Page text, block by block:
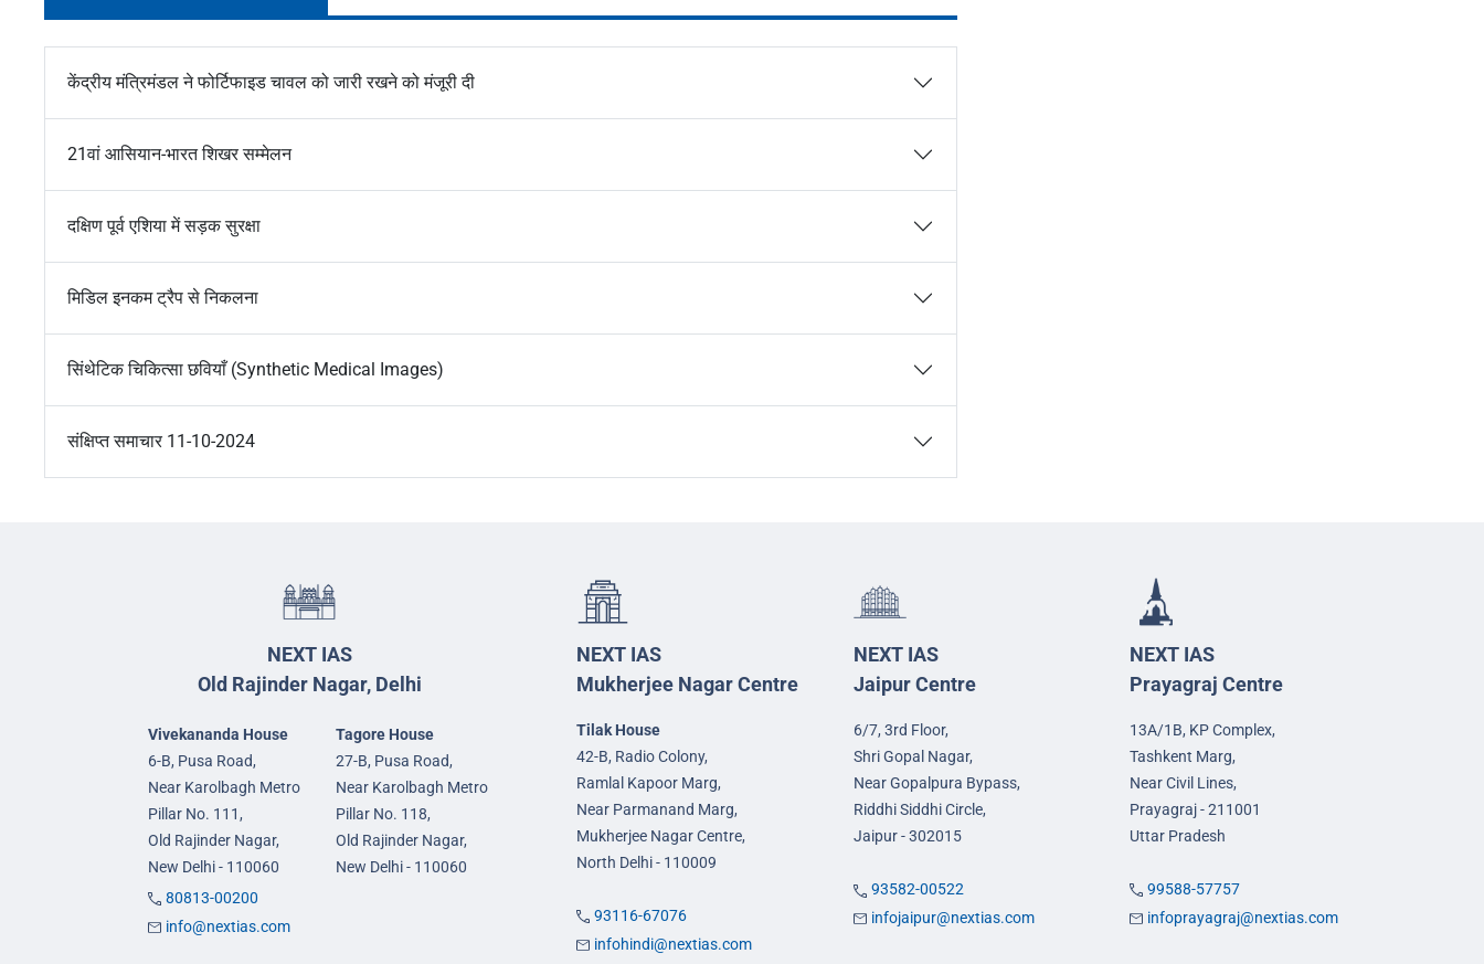
केंद्रीय मंत्रिमंडल ने फोर्टिफाइड चावल को जारी रखने को मंजूरी दी
21वां आसियान-भारत शिखर सम्मेलन
दक्षिण पूर्व एशिया में सड़क सुरक्षा
मिडिल इनकम ट्रैप से निकलना
सिंथेटिक चिकित्सा छवियाँ (Synthetic Medical Images)
संक्षिप्त समाचार 11-10-2024
NEXT IAS
Old Rajinder Nagar, Delhi
Vivekananda House
6-B, Pusa Road,
Near Karolbagh Metro
Pillar No. 111,
Old Rajinder Nagar,
New Delhi - 110060
Tagore House
27-B, Pusa Road,
Near Karolbagh Metro
Pillar No. 118,
Old Rajinder Nagar,
New Delhi - 110060
80813-00200
info@nextias.com
NEXT IAS
Mukherjee Nagar Centre
Tilak House
42-B, Radio Colony,
Ramlal Kapoor Marg,
Near Parmanand Marg,
Mukherjee Nagar Centre,
North Delhi - 110009
93116-67076
infohindi@nextias.com
NEXT IAS
Jaipur Centre
6/7, 3rd Floor,
Shri Gopal Nagar,
Near Gopalpura Bypass,
Riddhi Siddhi Circle,
Jaipur - 302015
93582-00522
infojaipur@nextias.com
NEXT IAS
Prayagraj Centre
13A/1B, KP Complex,
Tashkent Marg,
Near Civil Lines,
Prayagraj - 211001
Uttar Pradesh
99588-57757
infoprayagraj@nextias.com